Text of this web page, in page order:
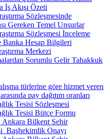
İş Akışı Özeti
Sözleşmesinde
Gereken Temel Unsurlar
Sözleşmesi İnceleme
Banka Hesap Bilgileri
Merkezi
Sorumlu Gelir Tahakkuk
türlerine göre hizmet veren
pay dağıtım oranları
Tesisi Sözleşmesi
Tesisi Bütçe Formu
Bilkent Şehir
Onayı